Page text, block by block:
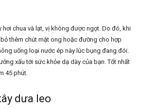
hơi chua và lạt, vị không được ngọt. Do đó, khi
thêm chút mật ong hoặc đường cho hợp
uống loại nước ép này lúc bụng đang đói.
xấu tới sức khỏe dạ dày của bạn. Tốt nhất
45 phút.
dưa leo